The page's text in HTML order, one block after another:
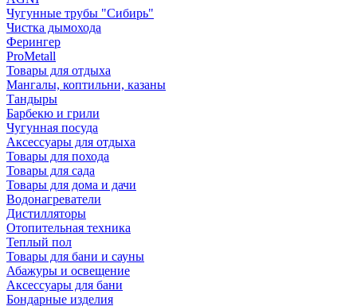
Чугунные трубы "Сибирь"
Чистка дымохода
Ферингер
ProMetall
Товары для отдыха
Мангалы, коптильни, казаны
Тандыры
Барбекю и грили
Чугунная посуда
Аксессуары для отдыха
Товары для похода
Товары для сада
Товары для дома и дачи
Водонагреватели
Дистилляторы
Отопительная техника
Теплый пол
Товары для бани и сауны
Абажуры и освещение
Аксессуары для бани
Бондарные изделия